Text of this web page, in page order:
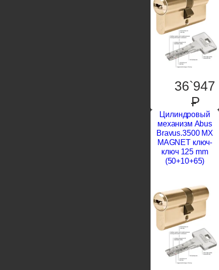
36`947
P
Цилиндровый
механизм Abus
Bravus.3500 MX
MAGNET ключ-
ключ 125 mm
(50+10+65)